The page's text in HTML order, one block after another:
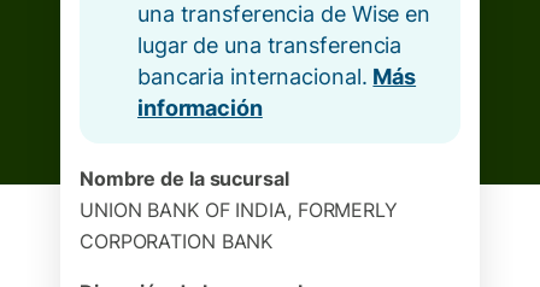
una transferencia de Wise en
lugar de una transferencia
bancaria internacional. Más
información
Nombre de la sucursal
UNION BANK OF INDIA, FORMERLY
CORPORATION BANK